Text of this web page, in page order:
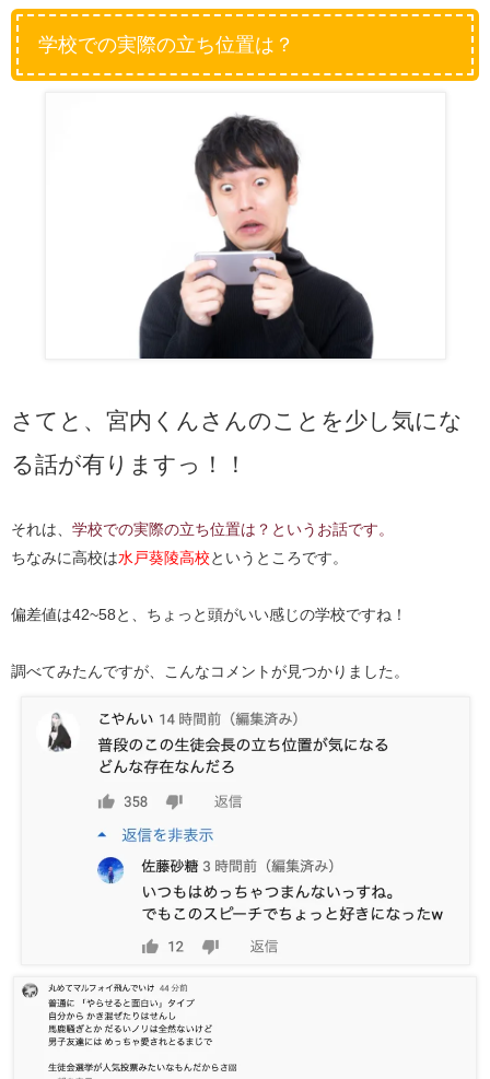
学校での実際の立ち位置は？
さてと、宮内くんさんのことを少し気にな
る話が有りますっ！！
それは、 学校での実際の立ち位置は？というお話です。
ちなみに高校は水戸葵陵高校 というところです。
偏差値は42~58と、ちょっと頭がいい感じの学校ですね！
調べてみたんですが、こんなコメントが見つかりました。